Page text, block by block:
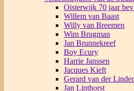
Oisterwijk 70 jaar
Willem van Baast
Willy van Breemen
Wim Brugman
Jan Brunnekreef
Boy Ecury
Harrie Janssen
Jacques Kieft
Gerard van der
Jan Linthorst